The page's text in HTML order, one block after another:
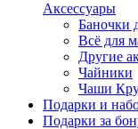
Аксессуары
Баночки
Всё для
Другие
Чайники
Чаши
Подарки и
Подарки за